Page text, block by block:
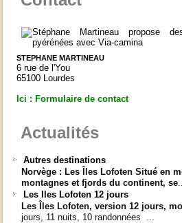
STEPHANE MARTINEAU
6 rue de l'You
65100 Lourdes
Ici : Formulaire de contact
Actualités
Autres destinations
Norvège : Les Îles Lofoten Situé en
montagnes et fjords du continent, se
Les Iles Lofoten 12 jours
Les Îles Lofoten, version 12 jours,
jours, 11 nuits, 10 randonnées ...